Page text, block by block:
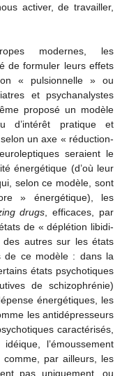
activer, de travailler,
modernes, les
de formuler leurs effets
« pulsionnelle » ou
et psychanalystes
proposé un modèle
d’intérêt pratique et
un axe « réduction-
seraient le
énergétique (d’où leur
selon ce modèle, sont
» énergétique), les
drugs, efficaces, par
de « déplétion libidi­
autres sur les états
de ce modèle : dans la
états psychotiques
de schizophrénie)
énergétiques, les
les antidépresseurs
caractérisés,
l’émoussement
par ailleurs, les
pas uniquement, ou